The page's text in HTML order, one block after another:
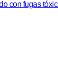
con fugas